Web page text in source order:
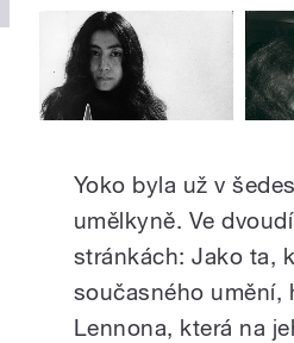
Yoko byla už v
umělkyně. Ve
stránkách: Jako ta,
současného umění,
Lennona, která na